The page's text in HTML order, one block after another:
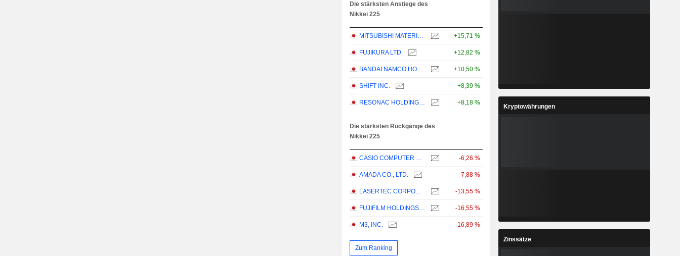
Die stärksten Anstiege des
Nikkei 225
MITSUBISHI MATERIALS CORPORATION +15,71 %
FUJIKURA LTD. +12,82 %
BANDAI NAMCO HOLDINGS INC. +10,50 %
SHIFT INC. +8,39 %
RESONAC HOLDINGS CORPORATION +8,18 %
Die stärksten Rückgänge des
Nikkei 225
CASIO COMPUTER CO.,LTD. -6,26 %
AMADA CO., LTD. -7,88 %
LASERTEC CORPORATION -13,55 %
FUJIFILM HOLDINGS CORPORATION -16,55 %
M3, INC. -16,89 %
Zum Ranking
Kryptowährungen
Zinssätze